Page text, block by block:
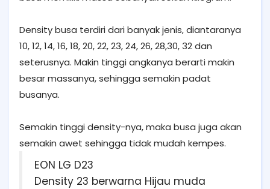
Density busa terdiri dari banyak jenis, diantaranya
10, 12, 14, 16, 18, 20, 22, 23, 24, 26, 28,30, 32 dan
seterusnya. Makin tinggi angkanya berarti makin
besar massanya, sehingga semakin padat
busanya.
Semakin tinggi density-nya, maka busa juga akan
semakin awet sehingga tidak mudah kempes.
EON LG D23
Density 23 berwarna Hijau muda